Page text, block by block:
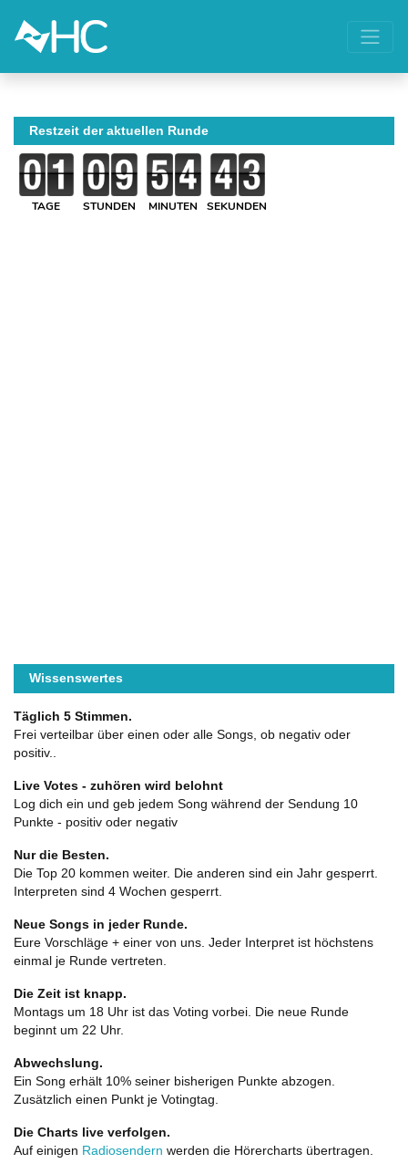
Restzeit der aktuellen Runde
TAGE STUNDEN MINUTEN SEKUNDEN
Wissenswertes
Täglich 5 Stimmen.
Frei verteilbar über einen oder alle Songs, ob negativ oder
positiv..
Live Votes - zuhören wird belohnt
Log dich ein und geb jedem Song während der Sendung 10
Punkte - positiv oder negativ
Nur die Besten.
Die Top 20 kommen weiter. Die anderen sind ein Jahr gesperrt.
Interpreten sind 4 Wochen gesperrt.
Neue Songs in jeder Runde.
Eure Vorschläge + einer von uns. Jeder Interpret ist höchstens
einmal je Runde vertreten.
Die Zeit ist knapp.
Montags um 18 Uhr ist das Voting vorbei. Die neue Runde
beginnt um 22 Uhr.
Abwechslung.
Ein Song erhält 10% seiner bisherigen Punkte abzogen.
Zusätzlich einen Punkt je Votingtag.
Die Charts live verfolgen.
Auf einigen Radiosendern werden die Hörercharts übertragen.